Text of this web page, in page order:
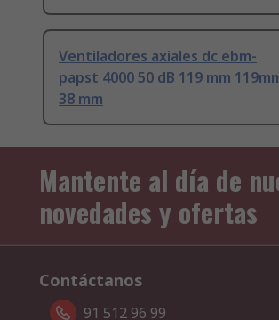
Ventiladores axiales dc ebm-
papst 4000 50 dB 119 mm
38 mm
Mantente al día de
novedades y ofertas
Contáctanos
91 512 96 99